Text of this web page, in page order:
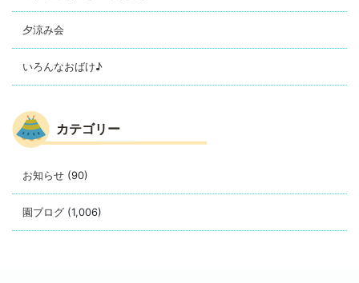
夕涼み会
いろんなおばけ♪
カテゴリー
お知らせ (90)
園ブログ (1,006)